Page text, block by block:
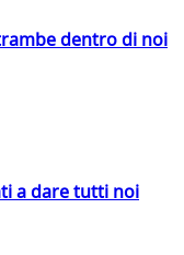
dentro di noi
a dare tutti noi